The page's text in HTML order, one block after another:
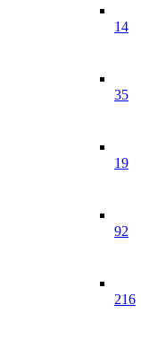
14
35
19
92
216